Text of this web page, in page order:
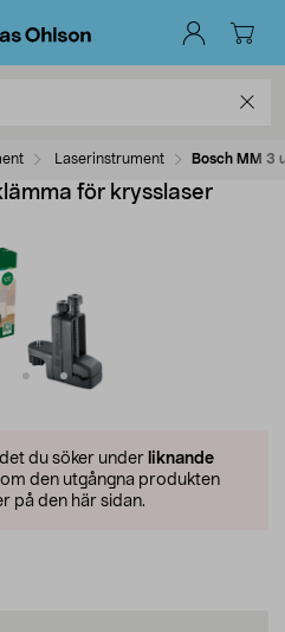
Laserinstrument Bosch MM 3
för krysslaser
du söker under liknande
den utgångna produkten
på den här sidan.